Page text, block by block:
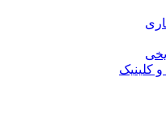
کلینیک